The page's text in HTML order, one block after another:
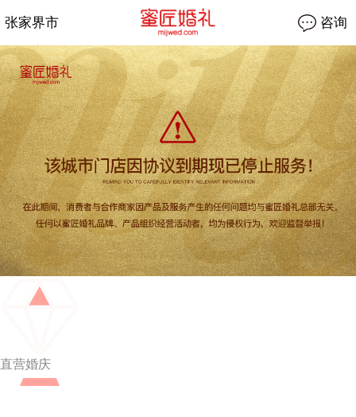
张家界市 咨询
直营婚庆